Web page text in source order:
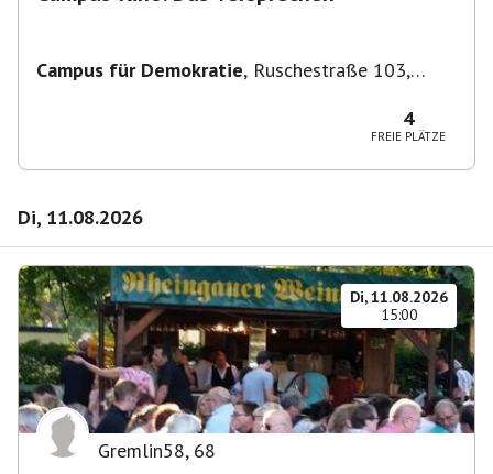
Campus für Demokratie, Ruschestraße 103,
4
FREIE PLÄTZE
Di, 11.08.2026
Di, 11.08.2026
15:00
Gremlin58, 68